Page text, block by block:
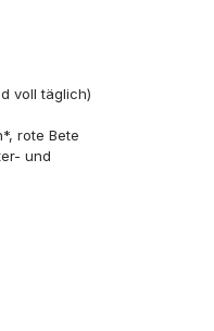
voll täglich)
rote Bete
und